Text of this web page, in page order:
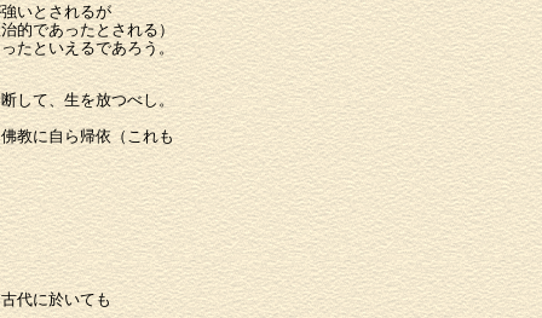
いとされるが
的であったとされる）
たといえるであろう。
して、生を放つべし。
教に自ら帰依（これも
代に於いても